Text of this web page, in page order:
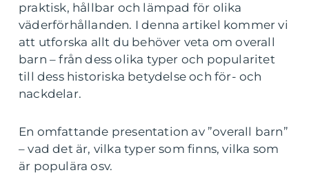
praktisk, hållbar och lämpad för olika
väderförhållanden. I denna artikel kommer vi
att utforska allt du behöver veta om overall
barn – från dess olika typer och popularitet
till dess historiska betydelse och för- och
nackdelar.
En omfattande presentation av ”overall barn”
– vad det är, vilka typer som finns, vilka som
är populära osv.